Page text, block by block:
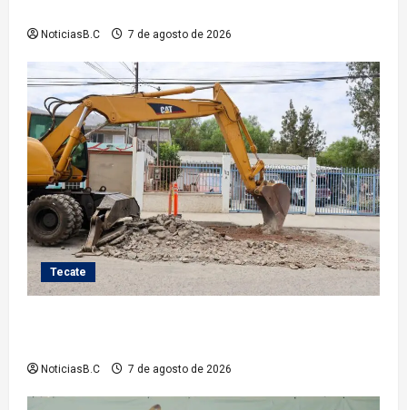
NoticiasB.C 7 de agosto de 2026
Tecate
NoticiasB.C 7 de agosto de 2026